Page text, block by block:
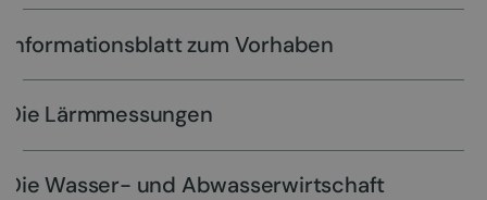
Informationsblatt zum Vorhaben
Die Lärmmessungen
Die Wasser- und Abwasserwirtschaft